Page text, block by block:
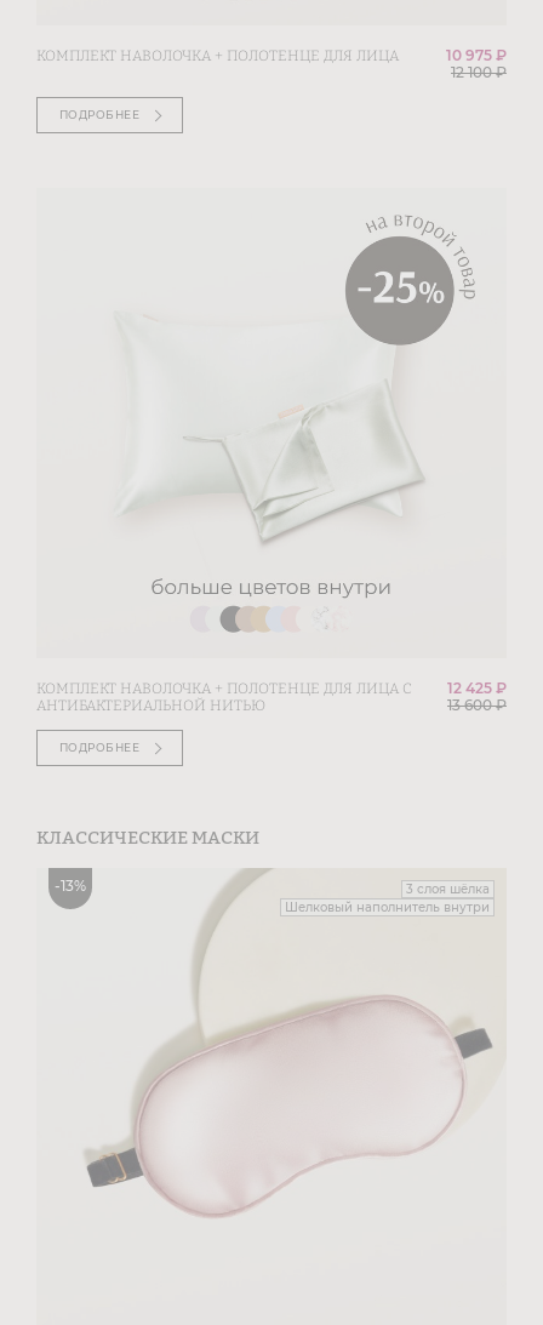
КОМПЛЕКТ НАВОЛОЧКА + ПОЛОТЕНЦЕ ДЛЯ ЛИЦА
10 975 ₽
12 100₽
ПОДРОБНЕЕ
КОМПЛЕКТ НАВОЛОЧКА + ПОЛОТЕНЦЕ ДЛЯ ЛИЦА С
АНТИБАКТЕРИАЛЬНОЙ НИТЬЮ
12 425 ₽
13 600₽
ПОДРОБНЕЕ
КЛАССИЧЕСКИЕ МАСКИ
-13%
3 слоя шёлка
Шелковый наполнитель внутри